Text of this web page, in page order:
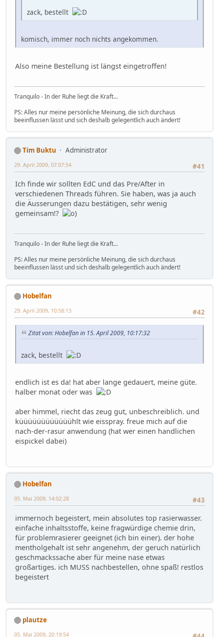
zack, bestellt
komisch, immer noch nichts angekommen.
Also meine Bestellung ist längst eingetroffen!
Tranquilo - In der Ruhe liegt die Kraft...
PS: Alles nur meine persönliche Meinung, die sich durchaus
beeinflussen lässt und sich deshalb gelegentlich auch ändert!
Tim Buktu
Administrator
#41
29. April 2009, 07:07:54
Ich finde wir sollten EdC und das Pre/After in
verschiedenen Threads führen. Sie haben, was ja auch
die Äusserungen dazu bestätigen, sehr wenig
gemeinsam!?
Tranquilo - In der Ruhe liegt die Kraft...
PS: Alles nur meine persönliche Meinung, die sich durchaus
beeinflussen lässt und sich deshalb gelegentlich auch ändert!
Hobelfan
#42
29. April 2009, 10:58:13
Zitat von: Hobelfan in 15. April 2009, 10:17:32
zack, bestellt
endlich ist es da! hat aber lange gedauert, meine güte.
halber monat oder was
aber himmel, riecht das zeug gut, unbeschreiblich. und
küüüüüüüüüüüühlt wie eisspray. freue mich auf die
nach-der-rasur anwendung (hat wer einen handlichen
eispickel dabei)
Hobelfan
#43
05. Mai 2009, 14:02:28
immernoch begeistert, mein absolutes top rasierwasser.
einfache inhaltsstoffe, keine fragwürdige chemie drin,
für problemrasierer geeignet (ich bin einer). der hohe
mentholgehalt ist sehr angenehm, der geruch natürlich
geschmackssache aber für meine nase etwas
großartiges. ich MUSS nachbestellen, ohne spaß! restlos
begeistert
plautze
05. Mai 2009, 20:19:54